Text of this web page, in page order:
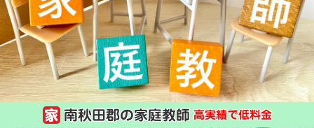
南秋田郡の家庭教師 高実績で低料金